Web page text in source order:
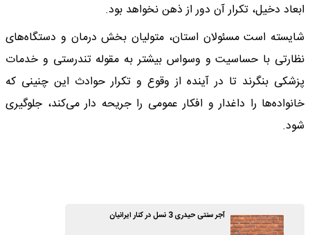
ابعاد دخیل، تکرار آن دور از ذهن نخواهد بود.
شایسته است مسئولان استان، متولیان بخش درمان و دستگاه‌های
نظارتی با حساسیت و وسواس بیشتر به مقوله تندرستی و خدمات
پزشکی بنگرند تا در آینده از وقوع و تکرار حوادث این چنینی که
خانواده‌ها را داغدار و افکار عمومی را جریحه دار می‌کند، جلوگیری
شود.
آجر سنتی حیدری 3 نسل در کنار ایرانیان